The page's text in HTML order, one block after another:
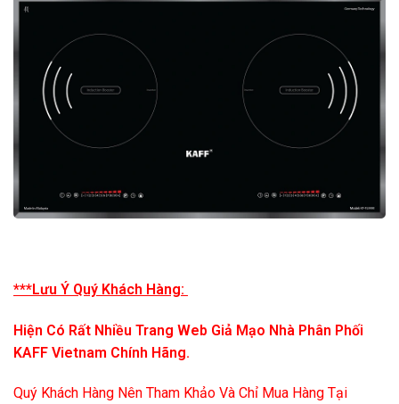
***Lưu Ý Quý Khách Hàng:
Hiện Có Rất Nhiều Trang Web Giả Mạo Nhà Phân Phối
KAFF Vietnam Chính Hãng.
Quý Khách Hàng Nên Tham Khảo Và Chỉ Mua Hàng Tại